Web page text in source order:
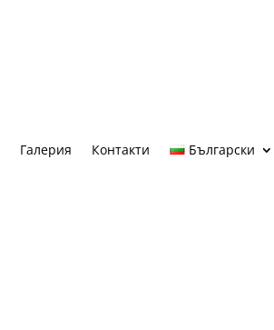
Галерия Контакти Български